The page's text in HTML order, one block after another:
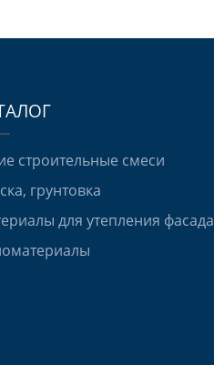
строительные смеси
грунтовка
для утепления фасада